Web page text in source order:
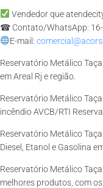
Vendedor que
☎ Contato/WhatsApp:
E-mail:
Reservatório Metálico
em Areal Rj e região.
Reservatório Metálico
incêndio AVCB/RTI
Reservatório Metálico
Diesel, Etanol e Gasolina
Reservatório Metálico
melhores produtos, com